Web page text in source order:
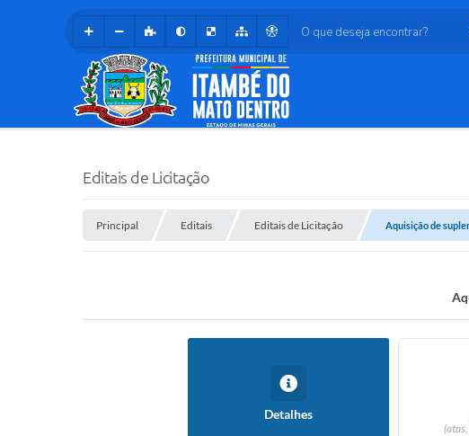
O que deseja encontrar?
Editais de Licitação
Principal Editais Editais de Licitação Aquisição de
Detalhes